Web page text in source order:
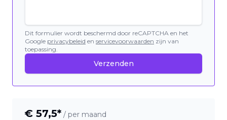
Dit formulier wordt beschermd door reCAPTCHA en het
Google privacybeleid en servicevoorwaarden zijn van
toepassing.
Verzenden
€ 57,5* / per maand